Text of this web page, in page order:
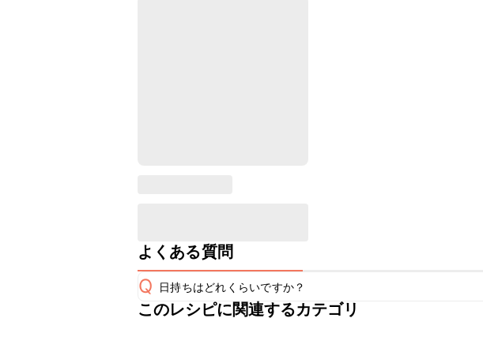
よくある質問
Q 日持ちはどれくらいですか？
保存期間は冷蔵で翌日中が目安です。なるべくお早めにお召し
このレシピに関連するカテゴリ